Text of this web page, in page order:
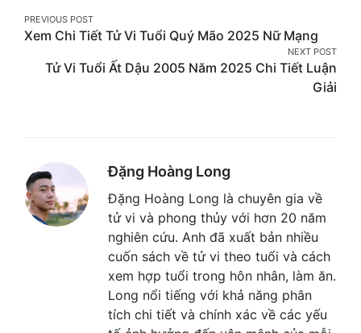
Post
navigation
PREVIOUS POST
Xem Chi Tiết Tử Vi Tuổi Quý Mão 2025 Nữ Mạng
NEXT POST
Tử Vi Tuổi Ất Dậu 2005 Năm 2025 Chi Tiết Luận
Giải
Đặng Hoàng Long
Đặng Hoàng Long là chuyên gia về
tử vi và phong thủy với hơn 20 năm
nghiên cứu. Anh đã xuất bản nhiều
cuốn sách về tử vi theo tuổi và cách
xem hợp tuổi trong hôn nhân, làm ăn.
Long nổi tiếng với khả năng phân
tích chi tiết và chính xác về các yếu